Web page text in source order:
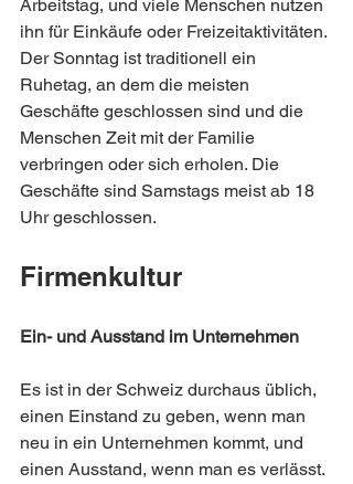
Arbeitstag, und viele Menschen nutzen
ihn für Einkäufe oder Freizeitaktivitäten.
Der Sonntag ist traditionell ein
Ruhetag, an dem die meisten
Geschäfte geschlossen sind und die
Menschen Zeit mit der Familie
verbringen oder sich erholen. Die
Geschäfte sind Samstags meist ab 18
Uhr geschlossen.
Firmenkultur
Ein- und Ausstand im Unternehmen
Es ist in der Schweiz durchaus üblich,
einen Einstand zu geben, wenn man
neu in ein Unternehmen kommt, und
einen Ausstand, wenn man es verlässt.